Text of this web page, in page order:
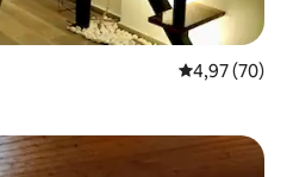
Gemiddelde
4,97 (70)